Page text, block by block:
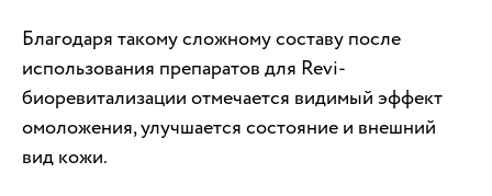
Благодаря такому сложному составу после
использования препаратов для Revi-
биоревитализации отмечается видимый эффект
омоложения, улучшается состояние и внешний
вид кожи.